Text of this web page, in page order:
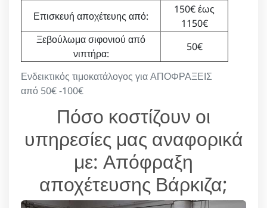
Ενδεικτικός τιμοκατάλογος για ΑΠΟΦΡΑΞΕΙΣ
από 50€ -100€
Επισκευή αποχέτευης από:
150€ έως
1150€
Ξεβούλωμα σιφονιού από
νιπτήρα:
50€
Πόσο κοστίζουν οι
υπηρεσίες μας αναφορικά
με: Απόφραξη
αποχέτευσης Βάρκιζα;